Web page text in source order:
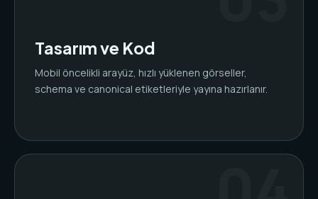
Tasarım ve Kod
Mobil öncelikli arayüz, hızlı yüklenen görseller,
schema ve canonical etiketleriyle yayına hazırlanır.